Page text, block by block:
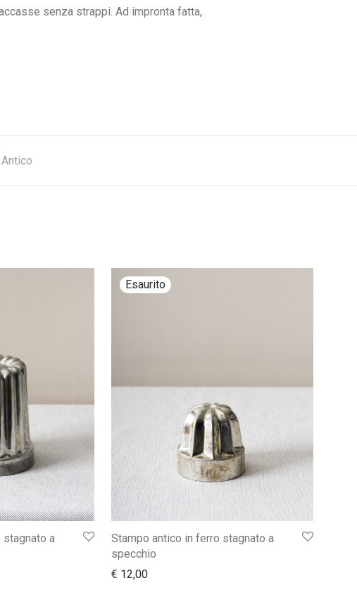
senza strappi. Ad impronta fatta,
stagnato a
Stampo antico in ferro stagnato a
specchio
€ 12,00